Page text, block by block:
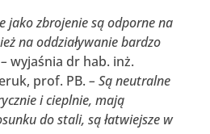
jako zbrojenie są odporne na
na oddziaływanie bardzo
wyjaśnia dr hab. inż.
prof. PB. – Są neutralne
i cieplnie, mają
do stali, są łatwiejsze w